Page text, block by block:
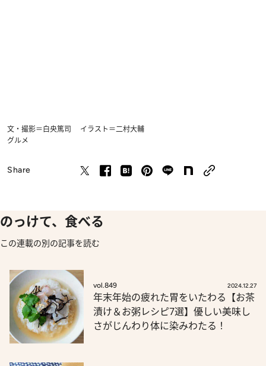
文・撮影＝白央篤司 イラスト＝二村大輔
グルメ
Share
のっけて、食べる
この連載の別の記事を読む
vol.849 2024.12.27
年末年始の疲れた胃をいたわる【お茶
漬け＆お粥レシピ7選】優しい美味し
さがじんわり体に染みわたる！